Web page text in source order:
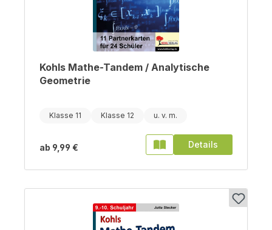
Kohls Mathe-Tandem / Analytische
Geometrie
Klasse 11 Klasse 12
ab 9,99 € Details